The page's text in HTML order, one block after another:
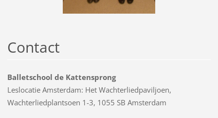
Contact
Balletschool de Kattensprong
Leslocatie Amsterdam: Het Wachterliedpaviljoen,
Wachterliedplantsoen 1-3, 1055 SB Amsterdam